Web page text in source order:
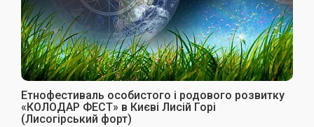
Етнофестиваль особистого і родового розвитку
«КОЛОДАР ФЕСТ» в Києві Лисій Горі
(Лисогірський форт)